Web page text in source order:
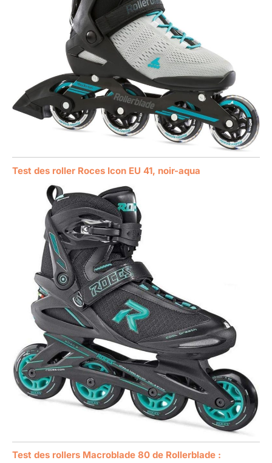
Test des roller Roces Icon EU 41, noir-aqua
Test des rollers Macroblade 80 de Rollerblade :